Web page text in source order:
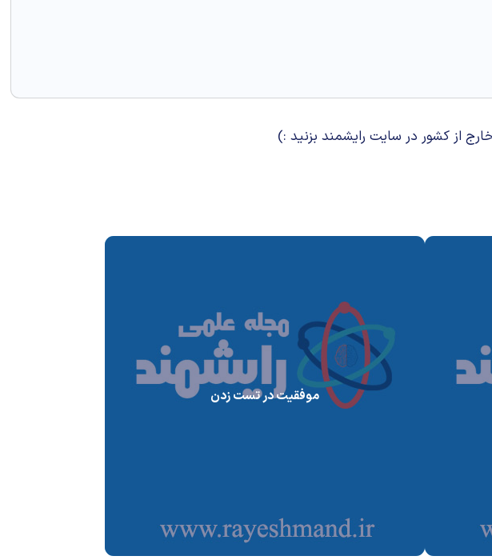
از کشور در سایت رایشمند بزنید :)
موفقیت در تست زدن